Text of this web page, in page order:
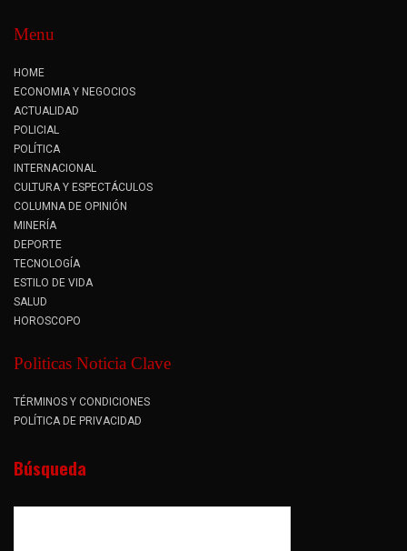
Menu
HOME
ECONOMIA Y NEGOCIOS
ACTUALIDAD
POLICIAL
POLÍTICA
INTERNACIONAL
CULTURA Y ESPECTÁCULOS
COLUMNA DE OPINIÓN
MINERÍA
DEPORTE
TECNOLOGÍA
ESTILO DE VIDA
SALUD
HOROSCOPO
Politicas Noticia Clave
TÉRMINOS Y CONDICIONES
POLÍTICA DE PRIVACIDAD
Búsqueda